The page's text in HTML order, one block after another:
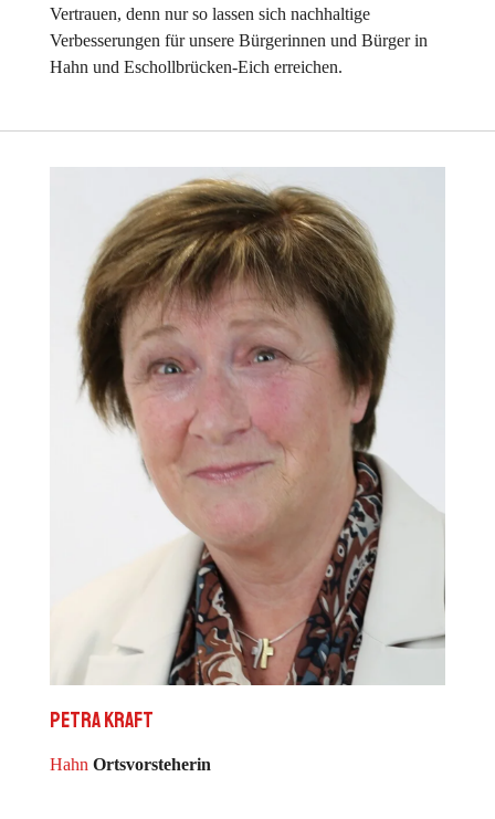
Vertrauen, denn nur so lassen sich nachhaltige
Verbesserungen für unsere Bürgerinnen und Bürger in
Hahn und Eschollbrücken-Eich erreichen.
Petra Kraft
Hahn Ortsvorsteherin